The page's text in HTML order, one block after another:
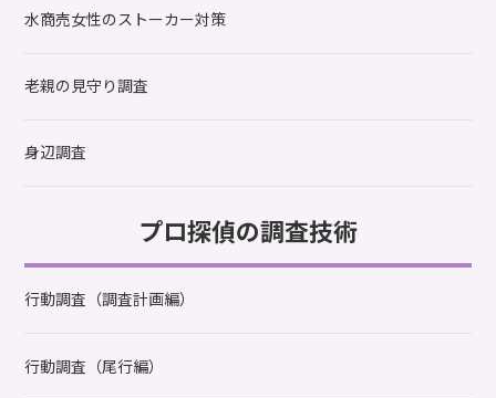
水商売女性のストーカー対策
老親の見守り調査
身辺調査
プロ探偵の調査技術
行動調査（調査計画編）
行動調査（尾行編）